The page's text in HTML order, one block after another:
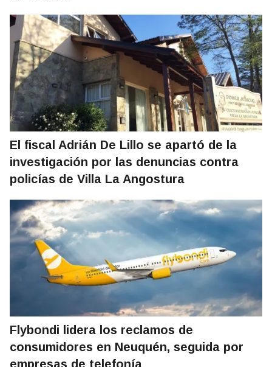
El fiscal Adrián De Lillo se apartó de la
investigación por las denuncias contra
policías de Villa La Angostura
Flybondi lidera los reclamos de
consumidores en Neuquén, seguida por
empresas de telefonía